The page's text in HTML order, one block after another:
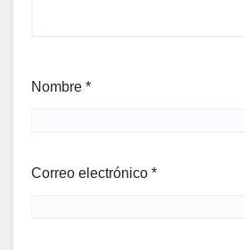
Nombre *
Correo electrónico *